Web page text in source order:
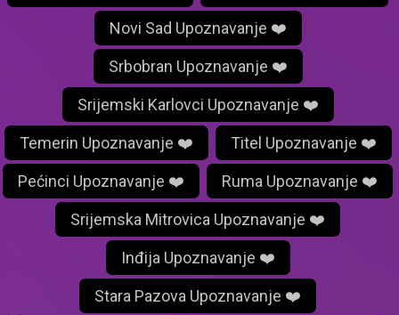
Novi Sad Upoznavanje ❤️
Srbobran Upoznavanje ❤️
Srijemski Karlovci Upoznavanje ❤️
Temerin Upoznavanje ❤️ Titel Upoznavanje ❤️
Pećinci Upoznavanje ❤️ Ruma Upoznavanje ❤️
Srijemska Mitrovica Upoznavanje ❤️
Inđija Upoznavanje ❤️
Stara Pazova Upoznavanje ❤️